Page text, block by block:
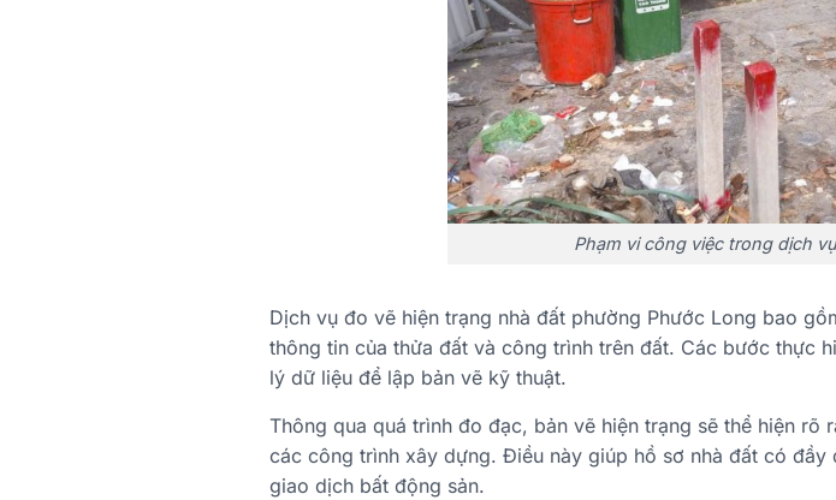
Phạm vi công việc trong dịch
Dịch vụ đo vẽ hiện trạng nhà đất phường Phước Long bao
thông tin của thửa đất và công trình trên đất. Các bước thực
lý dữ liệu để lập bản vẽ kỹ thuật.
Thông qua quá trình đo đạc, bản vẽ hiện trạng sẽ thể hiện
các công trình xây dựng. Điều này giúp hồ sơ nhà đất có
giao dịch bất động sản.